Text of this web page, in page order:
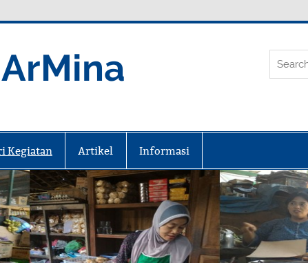
Kegiatan Artikel Informasi